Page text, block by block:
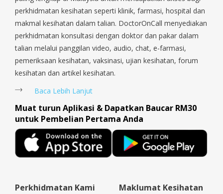
Payoh, Tanjong Pagar, Telok Blangah, Tanglin, Thomson, Tuas,
Tengah, Upper East Coast, Upper Bukit Timah, Upper Thomson,
Woodlands, West Coast, Yishun, Yio Chu Kang.
perkhidmatan kesihatan seperti klinik, farmasi, hospital dan
makmal kesihatan dalam talian. DoctorOnCall menyediakan
perkhidmatan konsultasi dengan doktor dan pakar dalam
talian melalui panggilan video, audio, chat, e-farmasi,
pemeriksaan kesihatan, vaksinasi, ujian kesihatan, forum
kesihatan dan artikel kesihatan.
Baca Lebih Lanjut
Muat turun Aplikasi & Dapatkan Baucar RM30
untuk Pembelian Pertama Anda
Perkhidmatan Kami Maklumat Kesihatan